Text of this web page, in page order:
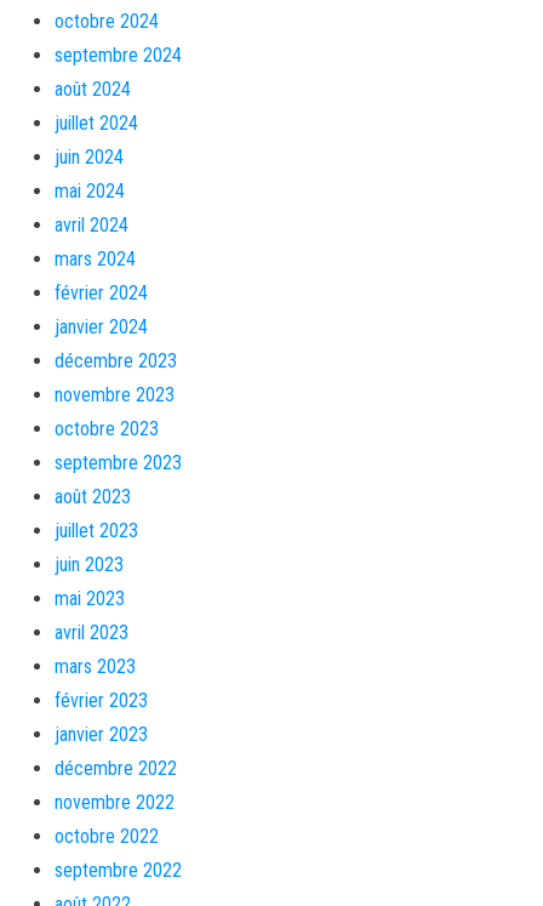
octobre 2024
septembre 2024
août 2024
juillet 2024
juin 2024
mai 2024
avril 2024
mars 2024
février 2024
janvier 2024
décembre 2023
novembre 2023
octobre 2023
septembre 2023
août 2023
juillet 2023
juin 2023
mai 2023
avril 2023
mars 2023
février 2023
janvier 2023
décembre 2022
novembre 2022
octobre 2022
septembre 2022